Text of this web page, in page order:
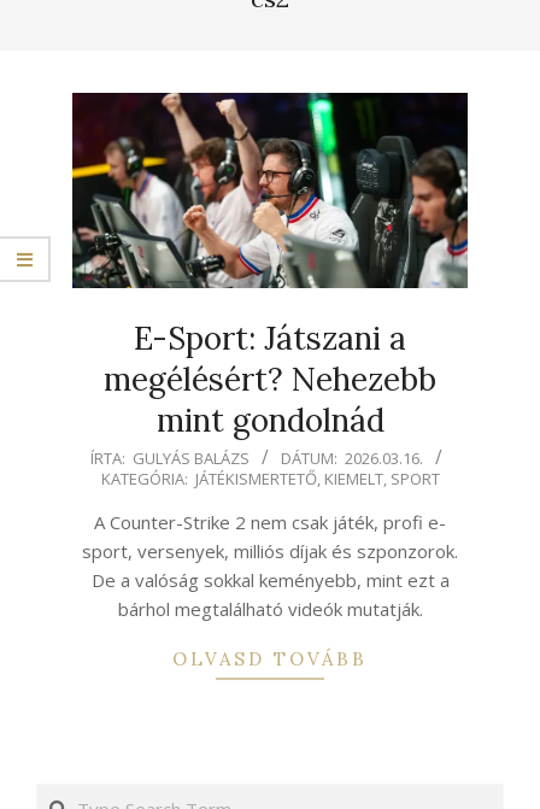
E-Sport: Játszani a
megélésért? Nehezebb
mint gondolnád
2026-
ÍRTA: GULYÁS BALÁZS DÁTUM: 2026.03.16.
KATEGÓRIA: JÁTÉKISMERTETŐ, KIEMELT, SPORT
A Counter-Strike 2 nem csak játék, profi e-
sport, versenyek, milliós díjak és szponzorok.
De a valóság sokkal keményebb, mint ezt a
bárhol megtalálható videók mutatják.
OLVASD TOVÁBB
Search